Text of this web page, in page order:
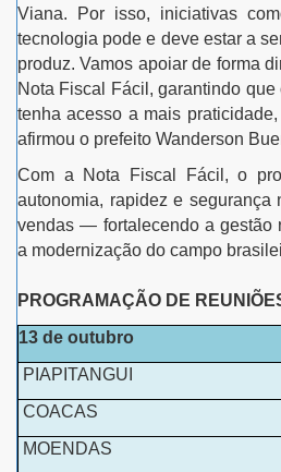
Viana. Por isso, iniciativas
tecnologia pode e deve estar a
produz. Vamos apoiar de forma
Nota Fiscal Fácil, garantindo
tenha acesso a mais
afirmou o prefeito Wanderson
Com a Nota Fiscal Fácil, o
autonomia, rapidez e segurança
vendas — fortalecendo a gestão
a modernização do campo
PROGRAMAÇÃO DE
13 de outubro
PIAPITANGUI
COACAS
MOENDAS